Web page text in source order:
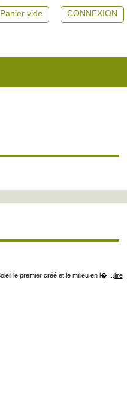
CONNEXION
Panier vide
le premier créé et le milieu en l� ... lire